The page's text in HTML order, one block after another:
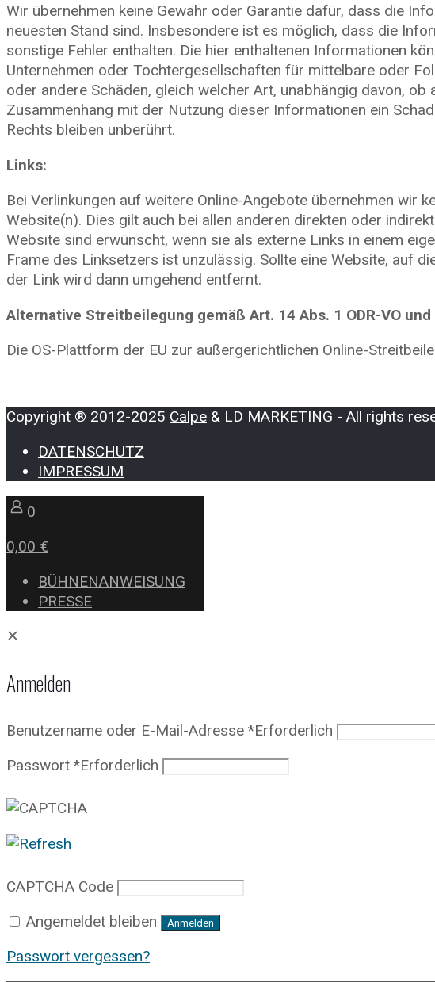
Wir übernehmen keine Gewähr oder Garantie dafür, dass die
neuesten Stand sind. Insbesondere ist es möglich, dass die
sonstige Fehler enthalten. Die hier enthaltenen Informationen
Unternehmen oder Tochtergesellschaften für mittelbare oder
oder andere Schäden, gleich welcher Art, unabhängig davon,
Zusammenhang mit der Nutzung dieser Informationen ein
Rechts bleiben unberührt.
Links:
Bei Verlinkungen auf weitere Online-Angebote übernehmen wir
Website(n). Dies gilt auch bei allen anderen direkten oder
Website sind erwünscht, wenn sie als externe Links in einem
Frame des Linksetzers ist unzulässig. Sollte eine Website, auf
der Link wird dann umgehend entfernt.
Alternative Streitbeilegung gemäß Art. 14 Abs. 1 ODR-VO und
Die OS-Plattform der EU zur außergerichtlichen Online-
Copyright ® 2012-2025 Calpe & LD MARKETING - All rights
DATENSCHUTZ
IMPRESSUM
0
0,00 €
BÜHNENANWEISUNG
PRESSE
✕
Anmelden
Benutzername oder E-Mail-Adresse *Erforderlich
Passwort *Erforderlich
CAPTCHA Code
Angemeldet bleiben
Anmelden
Passwort vergessen?